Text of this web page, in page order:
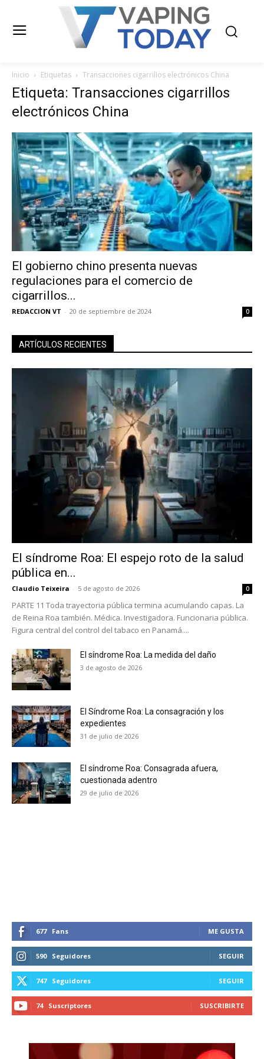
No te pierdas de las
últimas noticias
Inicio Etiquetas Transacciones cigarrillos electrónicos China
Etiqueta: Transacciones cigarrillos
electrónicos China
El gobierno chino presenta nuevas
regulaciones para el comercio de
cigarrillos...
REDACCION VT - 20 de septiembre de 2024 0
ARTÍCULOS RECIENTES
El síndrome Roa: El espejo roto de la salud
pública en...
Claudio Teixeira - 5 de agosto de 2026 0
PARTE 11 Toda trayectoria pública termina acumulando capas. La
de Reina Roa también. Médica. Investigadora. Funcionaria pública.
Figura central del control del tabaco en Panamá....
El síndrome Roa: La medida del daño
3 de agosto de 2026
El Síndrome Roa: La consagración y los
expedientes
31 de julio de 2026
El síndrome Roa: Consagrada afuera,
cuestionada adentro
29 de julio de 2026
677 Fans ME GUSTA
590 Seguidores SEGUIR
747 Seguidores SEGUIR
74 Suscriptores SUSCRIBIRTE